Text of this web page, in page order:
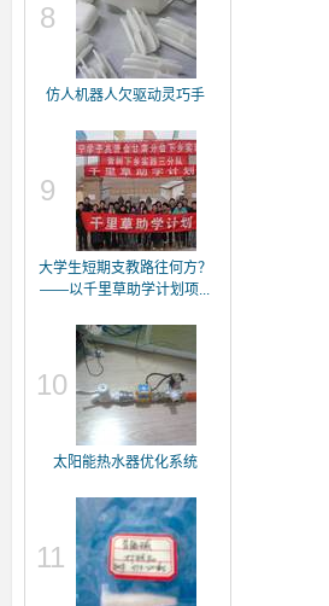
8
仿人机器人欠驱动灵巧手
9
大学生短期支教路往何方？
——以千里草助学计划项...
10
太阳能热水器优化系统
11